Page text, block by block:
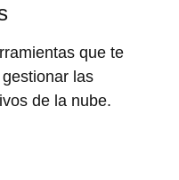
que te
las
de la nube.